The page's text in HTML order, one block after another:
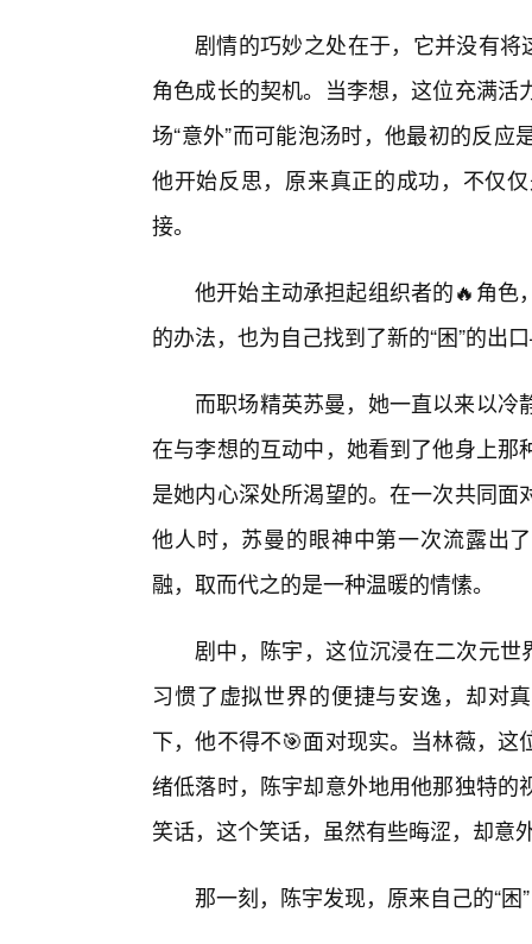
剧情的巧妙之处在于，它并没有将
角色成长的契机。当李想，这位充满
场“意外”而可能泡汤时，他最初的反
他开始反思，原来真正的成功，不仅
接。
他开始主动承担起组织者的🔥角色
的办法，也为自己找到了新的“困”的
而职场精英苏曼，她一直以来以
在与李想的互动中，她看到了他身上
是她内心深处所渴望的。在一次共同
他人时，苏曼的眼神中第一次流露出
融，取而代之的是一种温暖的情愫。
剧中，陈宇，这位沉浸在二次元世
习惯了虚拟世界的便捷与安逸，却对
下，他不得不🎯面对现实。当林薇，
绪低落时，陈宇却意外地用他那独特
笑话，这个笑话，虽然有些晦涩，却意
那一刻，陈宇发现，原来自己的“